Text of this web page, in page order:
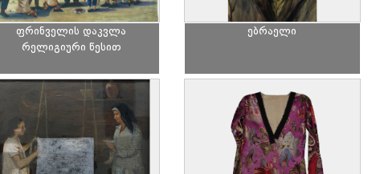
ფრინველის დაკვლა
რელიგიური წესით
ებრაელი